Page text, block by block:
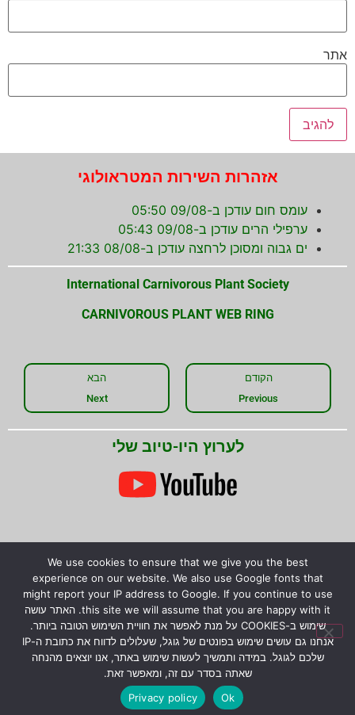
אתר
אזהרות השירות המטראולוגי
עומס חום עודכן ב-09/08 05:50
ערפילי הרים עודכן ב-09/08 05:43
ים גבוה ומסוכן לרחצה עודכן ב-08/08 21:33
International Carnivorous Plant Society
CARNIVOROUS PLANT WEB RING
הקודם
Previous
הבא
Next
לערוץ היו-טיוב שלי
שתפו את המידע!
© כל הזכויות שמורות לירון רז. המידע המוצג באתר לא
מהווה הבטחה להצלחת גידול צמחים טורפים, אלא קווים
We use cookies to ensure that we give you the best
experience on our website. We also use Google fonts that
might report your IP address to Google. If you continue to use
this site we will assume that you are happy with it. האתר עושה
שימוש ב-COOKIES על מנת לאפשר את חוויית השימוש הטובה ביותר.
אנחנו גם עושים שימוש בפונטים של גוגל, שעלולים לדווח את כתובת ה-IP
שלכם לגוגל. במידה ותמשיך לעשות שימוש באתר, אנו יוצאים מהנחה
שאתה בסדר עם זה, ומאפשר זאת.
Ok
Privacy policy